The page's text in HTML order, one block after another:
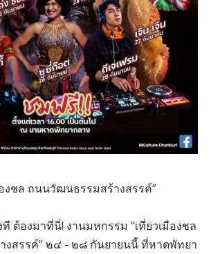
งชล ถนนวัฒนธรรมสร้างสรรค์”
ที ต้องมาที่นี่! งานมหกรรม "เที่ยวเมืองชล
งสรรค์" ๒๔ - ๒๘ กันยายนนี้ ที่หาดพัทยา